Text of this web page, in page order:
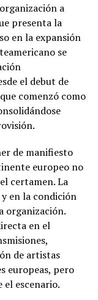
a
presenta la
en la expansión
se
el debut de
comenzó como
de manifiesto
europeo no
certamen. La
y en la condición
organización.
en el
de artistas
europeas, pero
el escenario.